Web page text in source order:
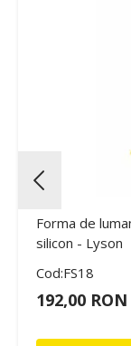
Forma de
silicon - Lyson
Cod:FS18
192,00 RON